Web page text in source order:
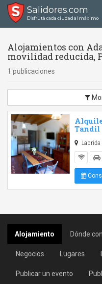
Salidores.com
Disfrutá cada ciudad al máximo
Alojamientos con
movilidad reducida,
1 publicaciones
Tandil
Laprida
Alojamiento Dónde
Negocios Lugares
Publicar un evento